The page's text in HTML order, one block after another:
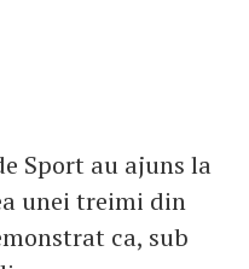
Sport au ajuns la
unei treimi din
ca, sub